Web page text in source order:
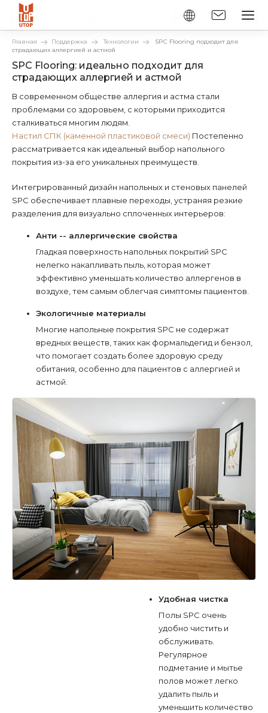
Главная Поддержка Технологии
SPC Flooring подходит для
страдающих аллергией и астмой
SPC Flooring: идеально подходит для
страдающих аллергией и астмой
В современном обществе аллергия и астма стали
проблемами со здоровьем, с которыми приходится
сталкиваться многим людям.
Настил СПК (каменной пластиковой смеси) Постепенно
рассматривается как идеальный выбор напольного
покрытия из-за его уникальных преимуществ.
Интегрированный дизайн напольных и стеновых панелей
SPC обеспечивает плавные переходы, устраняя резкие
разделения для визуально сплоченных интерьеров:
Анти -- аллергические свойства
Гладкая поверхность напольных покрытий SPC
нелегко накапливать пыль, которая может
эффективно уменьшать количество аллергенов в
воздухе, тем самым облегчая симптомы пациентов.
Экологичные материалы
Многие напольные покрытия SPC не содержат
вредных веществ, таких как формальдегид и бензол,
что помогает создать более здоровую среду
обитания, особенно для пациентов с аллергией и
астмой.
Удобная чистка
Полы SPC очень
удобно чистить и
обслуживать.
Регулярное
подметание и мытье
полов может легко
удалить пыль и
уменьшить количество